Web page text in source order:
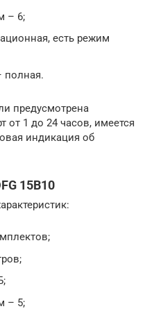
– 6;
есть режим
полная.
предусмотрена
от 1 до 24 часов, имеется
индикация об
15B10
– 5;